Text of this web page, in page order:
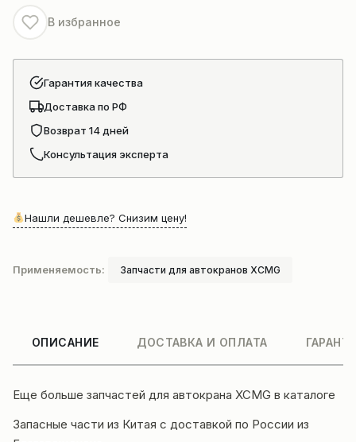
XCMG
В избранное
Гарантия качества
Доставка по РФ
Возврат 14 дней
Консультация эксперта
Нашли дешевле? Снизим цену!
Применяемость: Запчасти для автокранов XCMG
ОПИСАНИЕ ДОСТАВКА И ОПЛАТА
Еще больше запчастей для автокрана XCMG в каталоге
Запасные части из Китая с доставкой по России из